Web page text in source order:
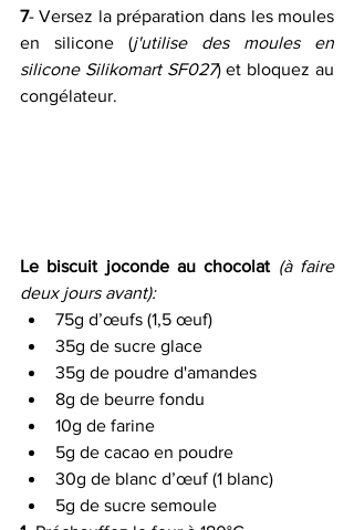
7- Versez la préparation dans les moules
en silicone (j'utilise des moules en
silicone Silikomart SF027) et bloquez au
congélateur.
Le biscuit joconde au chocolat (à faire
deux jours avant):
75g d’œufs (1,5 œuf)
35g de sucre glace
35g de poudre d'amandes
8g de beurre fondu
10g de farine
5g de cacao en poudre
30g de blanc d’œuf (1 blanc)
5g de sucre semoule